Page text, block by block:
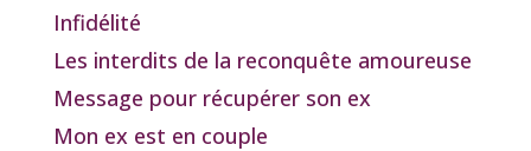
Infidélité
Les interdits de la reconquête amoureuse
Message pour récupérer son ex
Mon ex est en couple